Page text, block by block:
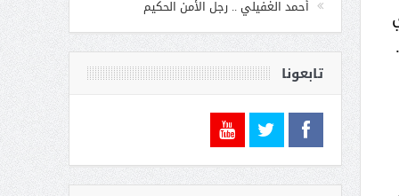
أحمد الغفيلي .. رجل الأمن الحكيم
تابعونا